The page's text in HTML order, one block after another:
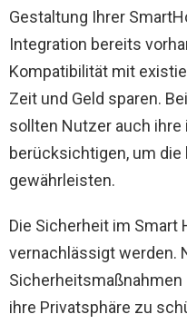
Gestaltung Ihrer
Integration bereits
Kompatibilität mit
Zeit und Geld sparen.
sollten Nutzer auch
berücksichtigen, um
gewährleisten.
Die Sicherheit im Smart
vernachlässigt werden.
Sicherheitsmaßnahmen
ihre Privatsphäre zu